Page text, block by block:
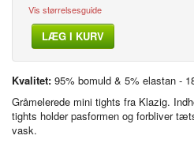
Vis størrelsesguide
LÆG I KURV
Kvalitet: 95% bomuld & 5% elastan -
Gråmelerede mini tights fra Klazig.
tights holder pasformen og forbliver
vask.